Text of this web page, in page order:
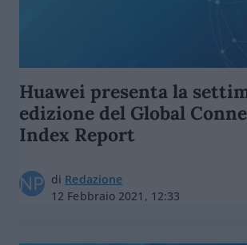
Huawei presenta la
edizione del Global
Index Report
di Redazione
12 Febbraio 2021, 12:33